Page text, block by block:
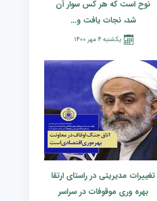
نوح است که هر کس سوار آن
شد، نجات یافت و...
يكشنبه4مهر 1400
تغییرات مدیریتی در راستای ارتقا
بهره وری موقوفات در سراسر